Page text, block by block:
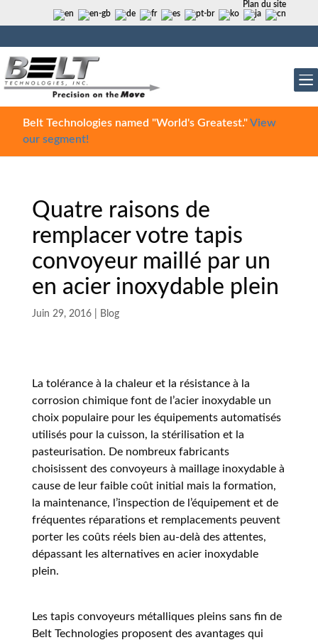
Plan du site
Belt Technologies named "World's Greatest."View
our segment!
Quatre raisons de
remplacer votre tapis
convoyeur maillé par un
en acier inoxydable plein
Juin 29, 2016| Blog
La tolérance à la chaleur et la résistance à la
corrosion chimique font de l’acier inoxydable un
choix populaire pour les équipements automatisés
utilisés pour la cuisson, la stérilisation et la
pasteurisation. De nombreux fabricants
choisissent des convoyeurs à maillage inoxydable à
cause de leur faible coût initial mais la formation,
la maintenance, l’inspection de l’équipement et de
fréquentes réparations et remplacements peuvent
porter les coûts réels bien au-delà des attentes,
dépassant les alternatives en acier inoxydable
plein.
Les tapis convoyeurs métalliques pleins sans fin de
Belt Technologies proposent des avantages qui